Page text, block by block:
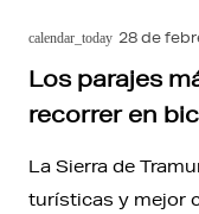
calendar_today 28 de
Los parajes
recorrer en
La Sierra de
turísticas y mejor